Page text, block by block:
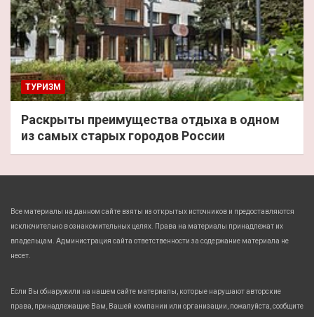
ТУРИЗМ
Раскрыты преимущества отдыха в одном
из самых старых городов России
Все материалы на данном сайте взяты из открытых источников и предоставляются
исключительно в ознакомительных целях. Права на материалы принадлежат их
владельцам. Администрация сайта ответственности за содержание материала не
несет.
Если Вы обнаружили на нашем сайте материалы, которые нарушают авторские
права, принадлежащие Вам, Вашей компании или организации, пожалуйста, сообщите